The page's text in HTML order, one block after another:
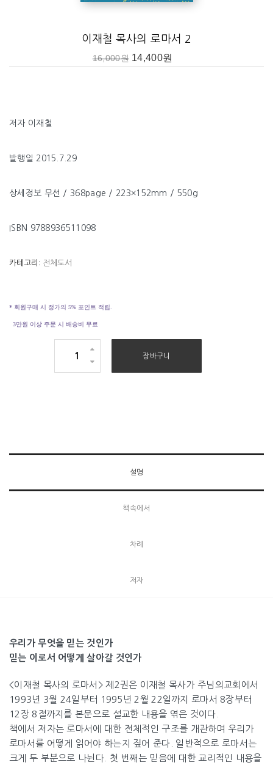
이재철 목사의 로마서 2
16,000원 14,400원
저자 이재철
발행일 2015.7.29
상세정보 무선 / 368page / 223×152mm / 550g
ISBN 9788936511098
카테고리: 전체도서
* 회원구매 시 정가의 5% 포인트 적립.
3만원 이상 주문 시 배송비 무료
장바구니
설명
책속에서
차례
저자
우리가 무엇을 믿는 것인가
믿는 이로서 어떻게 살아갈 것인가
<이재철 목사의 로마서> 제2권은 이재철 목사가 주님의교회에서
1993년 3월 24일부터 1995년 2월 22일까지 로마서 8장부터
12장 8절까지를 본문으로 설교한 내용을 엮은 것이다.
책에서 저자는 로마서에 대한 전체적인 구조를 개관하며 우리가
로마서를 어떻게 읽어야 하는지 짚어 준다. 일반적으로 로마서는
크게 두 부분으로 나뉜다. 첫 번째는 믿음에 대한 교리적인 내용을